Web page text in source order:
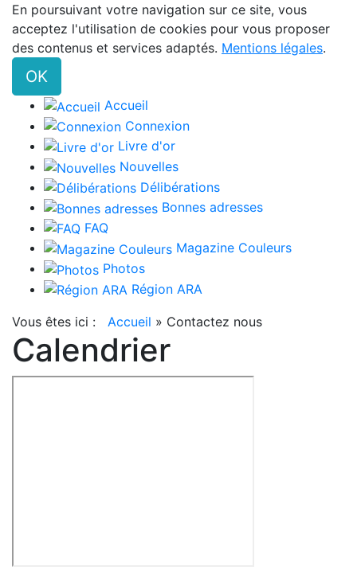
En poursuivant votre navigation sur ce site, vous
acceptez l'utilisation de cookies pour vous proposer
des contenus et services adaptés. Mentions légales.
OK
Accueil
Connexion
Livre d'or
Nouvelles
Délibérations
Bonnes adresses
FAQ
Magazine Couleurs
Photos
Région ARA
Vous êtes ici : Accueil » Contactez nous
Calendrier